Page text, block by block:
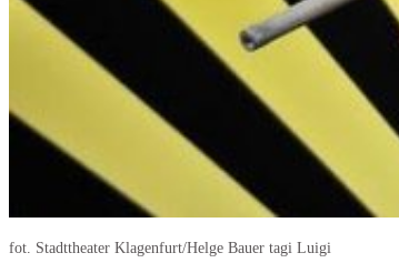
fot. Stadttheater Klagenfurt/Helge Bauer tagi Luigi